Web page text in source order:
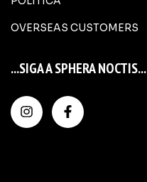
OVERSEAS CUSTOMERS
...SIGA A SPHERA NOCTIS...